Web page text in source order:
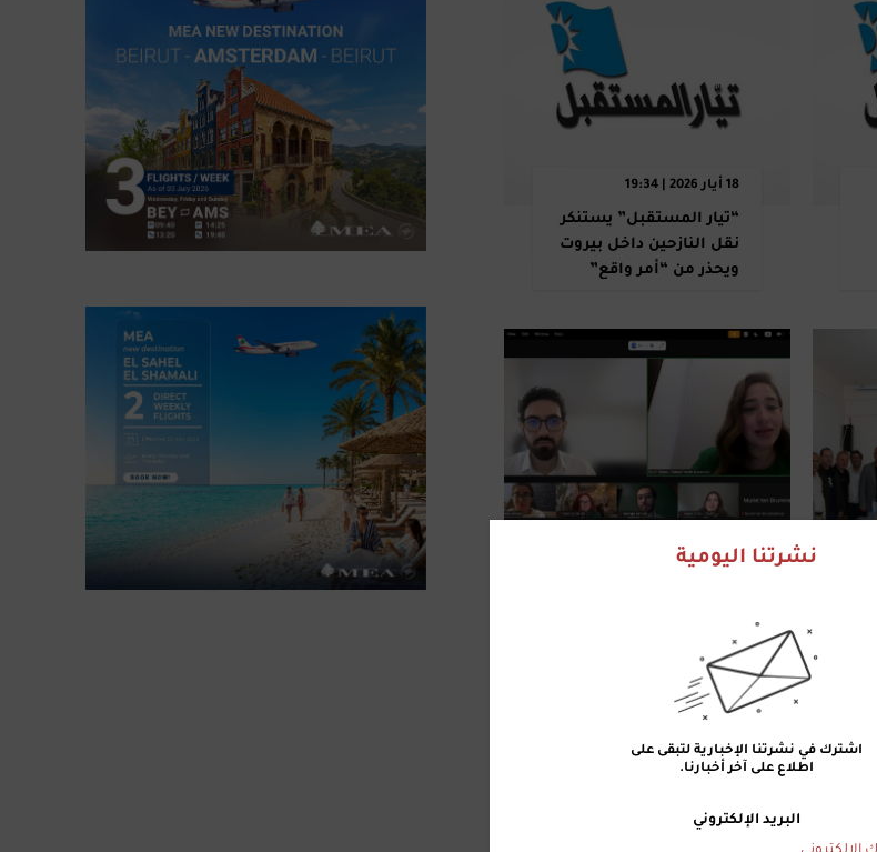
18 أيار 2026 | 19:34
“تيار المستقبل” يستنكر
نقل النازحين داخل بيروت
ويحذر من “أمر واقع”
المستقبل" نائبة لرئيس
شبكة SWANA
نشرتنا اليومية
اشترك في نشرتنا الإخبارية لتبقى على
اطلاع على آخر أخبارنا.
البريد الإلكتروني